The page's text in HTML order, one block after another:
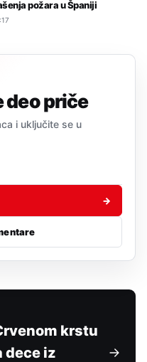
požara u Španiji
deo priče
i uključite se u
→
krstu
dece iz